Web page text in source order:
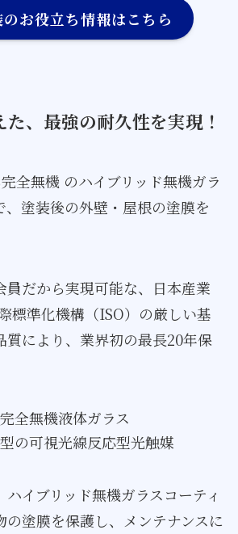
お役立ち情報はこちら
、最強の耐久性を実現！
全無機 のハイブリッド無機ガラ
、塗装後の外壁・屋根の塗膜を
員だから実現可能な、日本産業
標準化機構（ISO）の厳しい基
質により、業界初の最長20年保
全無機液体ガラス
の可視光線反応型光触媒
イブリッド無機ガラスコーティ
の塗膜を保護し、メンテナンスに